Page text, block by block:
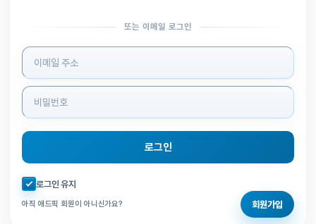
또는 이메일 로그인
로그인 정보 입력
로그인
자동로그인 체크
로그인 유지
아직 애드픽 회원이 아니신가요? 회원가입